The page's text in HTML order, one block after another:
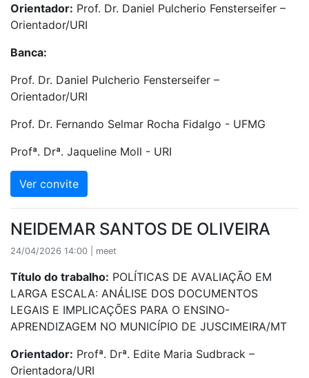
Orientador: Prof. Dr. Daniel Pulcherio Fensterseifer –
Orientador/URI
Banca:
Prof. Dr. Daniel Pulcherio Fensterseifer –
Orientador/URI
Prof. Dr. Fernando Selmar Rocha Fidalgo - UFMG
Profª. Drª. Jaqueline Moll - URI
Ver convite
NEIDEMAR SANTOS DE OLIVEIRA
24/04/2026 14:00 | meet
Título do trabalho: POLÍTICAS DE AVALIAÇÃO EM
LARGA ESCALA: ANÁLISE DOS DOCUMENTOS
LEGAIS E IMPLICAÇÕES PARA O ENSINO-
APRENDIZAGEM NO MUNICÍPIO DE JUSCIMEIRA/MT
Orientador: Profª. Drª. Edite Maria Sudbrack –
Orientadora/URI